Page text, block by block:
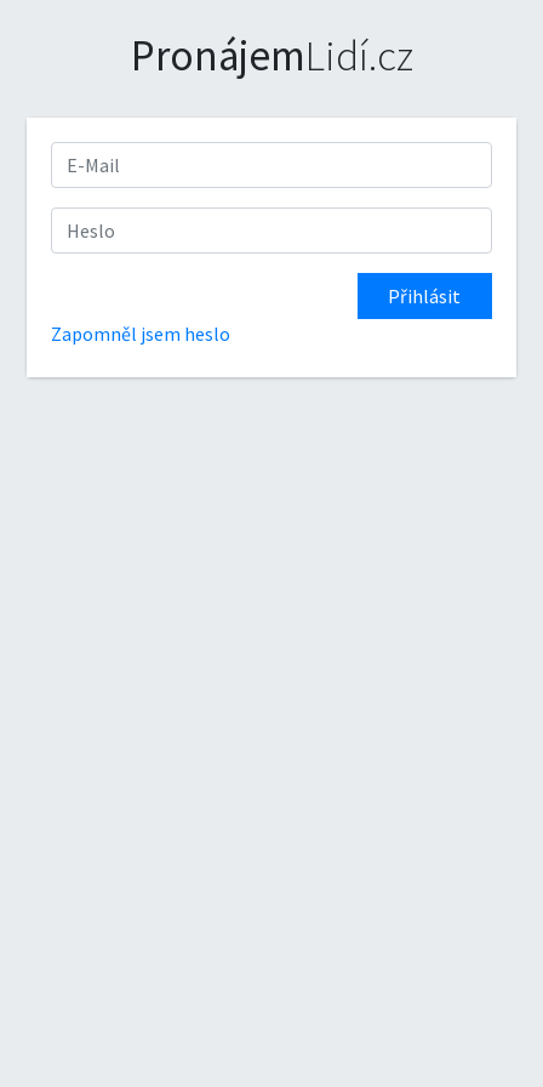
PronájemLidí.cz
Zapomněl jsem heslo